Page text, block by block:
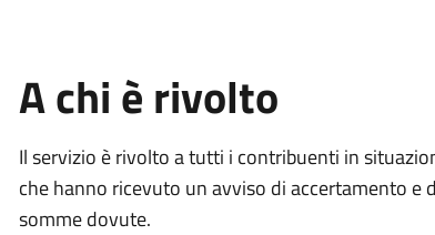
A chi è rivolto
Il servizio è rivolto a tutti i contribuenti in
che hanno ricevuto un avviso di accertamento e
somme dovute.